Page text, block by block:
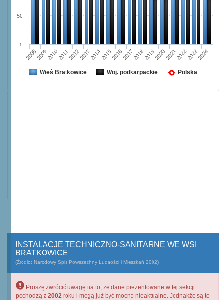
20082009201020112012201320142015201620172018201920202021202220232024
0
50
Wieś Bratkowice Woj. podkarpackie Polska
INSTALACJE TECHNICZNO-SANITARNE WE WSI
BRATKOWICE
(Źródło: Narodowy Spis Powszechny Ludności i Mieszkań 2002)
Proszę zwrócić uwagę na to, że dane prezentowane w tej sekcji
pochodzą z 2002 roku i mogą już być mocno nieaktualne. Jednakże są to